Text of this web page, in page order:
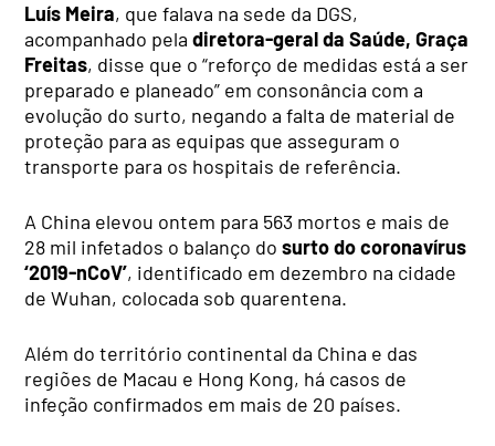
Luís Meira, que falava na sede da DGS,
acompanhado peladiretora-geral da Saúde, Graça
Freitas, disse que o “reforço de medidas está a ser
preparado e planeado” em consonância com a
evolução do surto, negando a falta de material de
proteção para as equipas que asseguram o
transporte para os hospitais de referência.
A China elevou ontem para 563 mortos e mais de
28 mil infetados o balanço dosurto do coronavírus
‘2019-nCoV’, identificado em dezembro na cidade
de Wuhan, colocada sob quarentena.
Além do território continental da China e das
regiões de Macau e Hong Kong, há casos de
infeção confirmados em mais de 20 países.